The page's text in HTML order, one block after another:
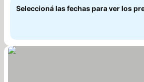
Seleccioná las fechas para ver los